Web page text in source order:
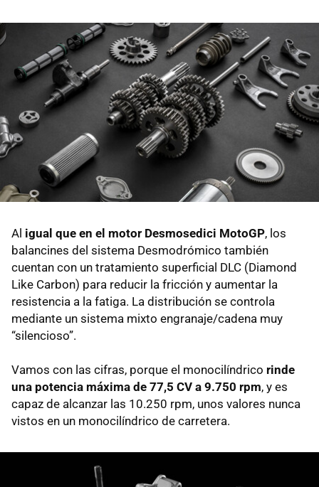
Al igual que en el motor Desmosedici MotoGP, los
balancines del sistema Desmodrómico también
cuentan con un tratamiento superficial DLC (Diamond
Like Carbon) para reducir la fricción y aumentar la
resistencia a la fatiga. La distribución se controla
mediante un sistema mixto engranaje/cadena muy
“silencioso”.
Vamos con las cifras, porque el monocilíndrico rinde
una potencia máxima de 77,5 CV a 9.750 rpm, y es
capaz de alcanzar las 10.250 rpm, unos valores nunca
vistos en un monocilíndrico de carretera.